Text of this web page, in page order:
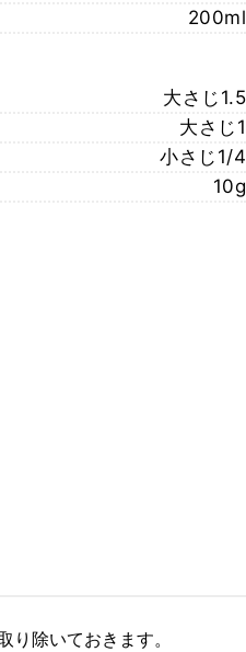
200ml
大さじ1.5
大さじ1
小さじ1/4
10g
り除いておきます。